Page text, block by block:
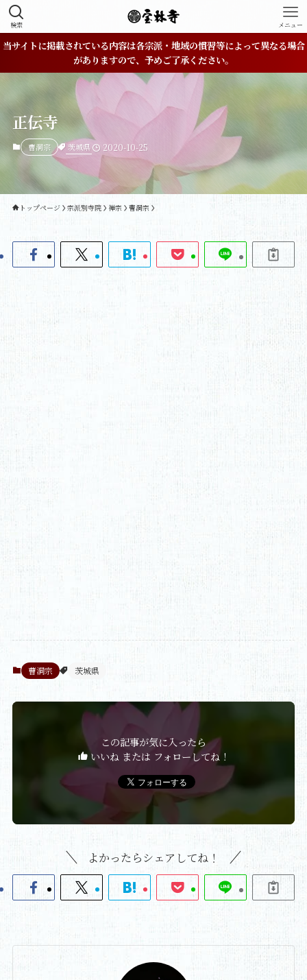
検索 メニュー
当サイトに掲載されている内容は各宗派・地域の慣習等によって異なる場合
がありますので、予めご了承ください。
正伝寺
曹洞宗 茨城県 2020-10-25
トップページ 宗派別寺院 禅宗 曹洞宗
曹洞宗 茨城県
この記事が気に入ったら
いいね または フォローしてね！
よかったらシェアしてね！